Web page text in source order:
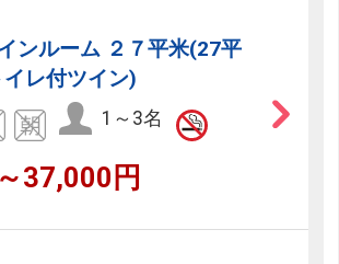
ンルーム ２７平米(27平
レ付ツイン)
1～3名
37,000円